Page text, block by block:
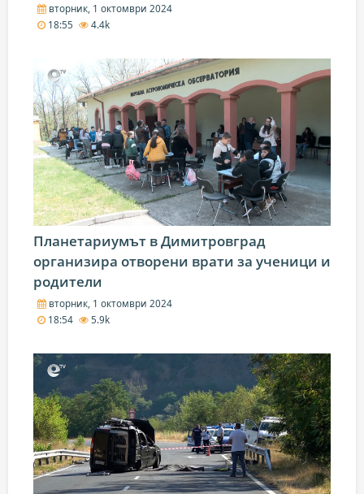
вторник, 1 октомври 2024
18:55
4.4k
Планетариумът в Димитровград
организира отворени врати за ученици и
родители
вторник, 1 октомври 2024
18:54
5.9k